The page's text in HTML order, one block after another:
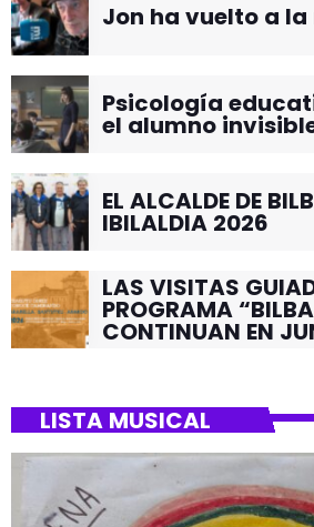
Jon ha vuelto a
Psicología
el alumno
EL ALCALDE DE
IBILALDIA 2026
LAS VISITAS
PROGRAMA
CONTINUAN EN
LISTA MUSICAL